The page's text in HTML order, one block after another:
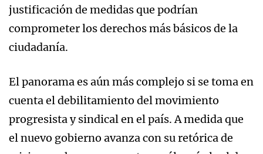
justificación de medidas que podrían
comprometer los derechos más básicos de la
ciudadanía.
El panorama es aún más complejo si se toma en
cuenta el debilitamiento del movimiento
progresista y sindical en el país. A medida que
el nuevo gobierno avanza con su retórica de